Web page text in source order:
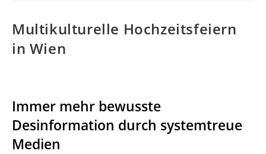
Multikulturelle Hochzeitsfeiern
in Wien
Immer mehr bewusste
Desinformation durch systemtreue
Medien